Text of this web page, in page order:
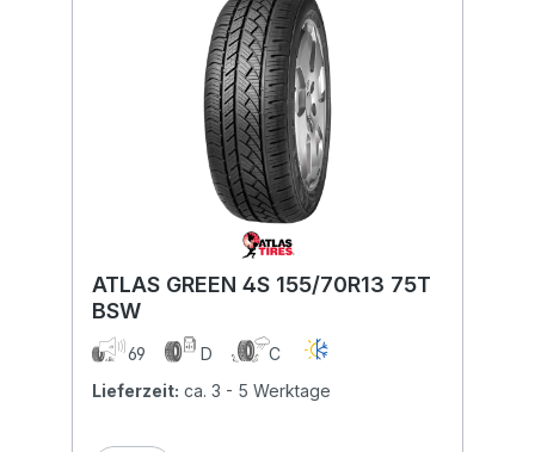
ATLAS GREEN 4S 155/70R13 75T
BSW
69 D
C
Lieferzeit: ca. 3 - 5 Werktage